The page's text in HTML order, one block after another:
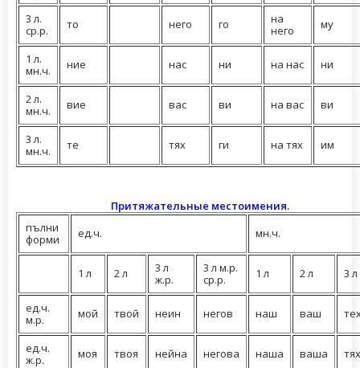
3 л.
ср.р.
то него го
на
него
му
1 л.
мн.ч.
ние нас ни на нас ни
2 л.
мн.ч.
вие вас ви на вас ви
3 л.
мн.ч.
те тях ги на тях им
Притяжательные местоимения.
пълни
форми
ед.ч. мн.ч.
1 л 2 л
3 л
ж.р.
3 л м.р.
ср.р.
1 л 2 л 3 л
ед.ч.
м.р.
мой твой неин негов наш ваш
ед.ч.
ж.р.
моя твоя нейна негова наша ваша